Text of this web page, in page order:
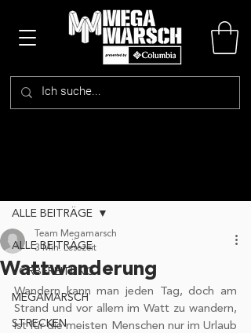
ALLE BEITRÄGE
VORBEREITUNG
MEGAMARSCH
STRECKEN
ALLE BEITRÄGE
Wattwanderung
Team Megamarsch
3 Min. Lesezeit
Wandern kann man jeden Tag, doch am
Strand und vor allem im Watt zu wandern,
ist für die meisten Menschen nur im Urlaub